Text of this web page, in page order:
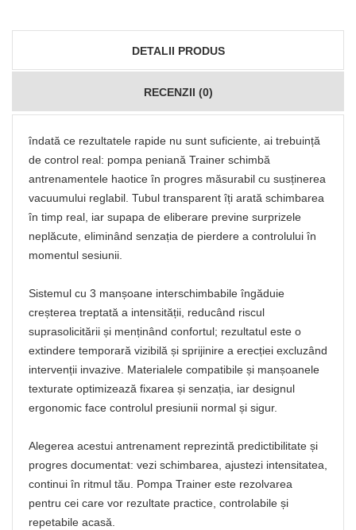
DETALII PRODUS
RECENZII (0)
îndată ce rezultatele rapide nu sunt suficiente, ai trebuință
de control real: pompa peniană Trainer schimbă
antrenamentele haotice în progres măsurabil cu susținerea
vacuumului reglabil. Tubul transparent îți arată schimbarea
în timp real, iar supapa de eliberare previne surprizele
neplăcute, eliminând senzația de pierdere a controlului în
momentul sesiunii.
Sistemul cu 3 manșoane interschimbabile îngăduie
creșterea treptată a intensității, reducând riscul
suprasolicitării și menținând confortul; rezultatul este o
extindere temporară vizibilă și sprijinire a erecției excluzând
intervenții invazive. Materialele compatibile și manșoanele
texturate optimizează fixarea și senzația, iar designul
ergonomic face controlul presiunii normal și sigur.
Alegerea acestui antrenament reprezintă predictibilitate și
progres documentat: vezi schimbarea, ajustezi intensitatea,
continui în ritmul tău. Pompa Trainer este rezolvarea
pentru cei care vor rezultate practice, controlabile și
repetabile acasă.